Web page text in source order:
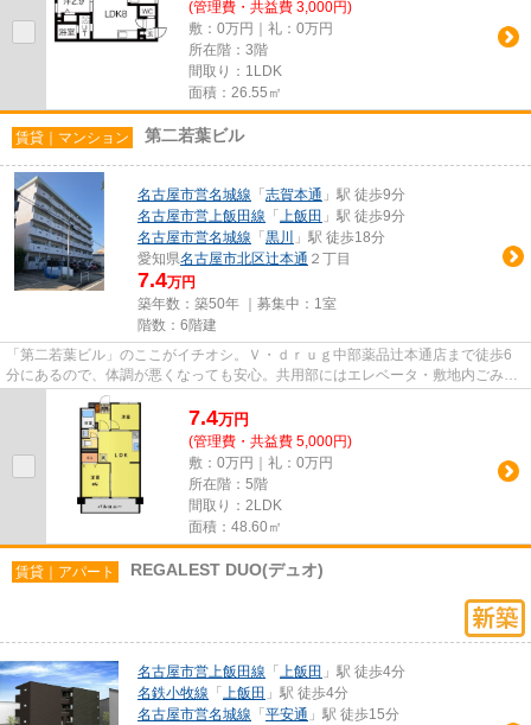
(管理費・共益費 3,000円)
敷：0万円｜礼：0万円
所在階：3階
間取り：1LDK
面積：26.55㎡
賃貸｜マンション 第二若葉ビル
名古屋市営名城線 「 志賀本通 」駅 徒歩9分
名古屋市営上飯田線 「 上飯田 」駅 徒歩9分
名古屋市営名城線 「 黒川
」駅 徒歩18分
愛知県名古屋市北区辻本通 ２丁目
7.4万円
築年数：築50年 ｜募集中： 1室
階数：6階建
「第二若葉ビル」のここがイチオシ。Ｖ・ｄｒｕｇ中部薬品辻本通店まで徒歩6
分にあるので、体調が悪くなっても安心。共用部にはエレベータ・敷地内ごみ置
き場などが揃っており、とても...
7.4万円
(管理費・共益費 5,000円)
敷：0万円｜礼：0万円
所在階：5階
間取り：2LDK
面積：48.60㎡
賃貸｜アパート REGALEST DUO(デュオ)
名古屋市営上飯田線 「 上飯田 」駅 徒歩4分
名鉄小牧線 「 上飯田 」駅 徒歩4分
名古屋市営名城線 「 平安通 」駅 徒歩15分